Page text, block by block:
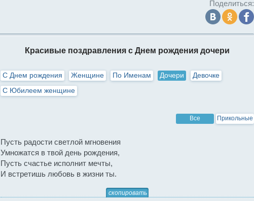
Поделиться:
Красивые поздравления с Днем рождения дочери
С Днем рождения Женщине По Именам Дочери
Девочке
С Юбилеем женщине
Все Прикольные
Пусть радости светлой мгновения
Умножатся в твой день рождения,
Пусть счастье исполнит мечты,
И встретишь любовь в жизни ты.
скопировать